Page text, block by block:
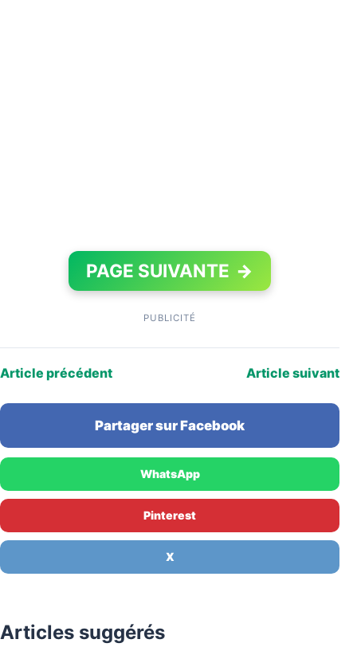
PAGE SUIVANTE →
PUBLICITÉ
Article précédent Article suivant
Partager sur Facebook
WhatsApp
Pinterest
X
Articles suggérés